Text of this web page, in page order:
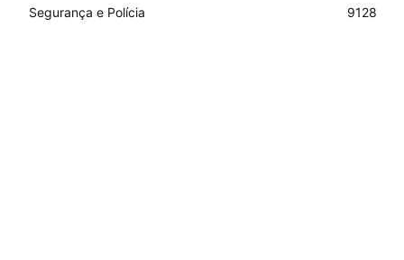
Segurança e Polícia
9128